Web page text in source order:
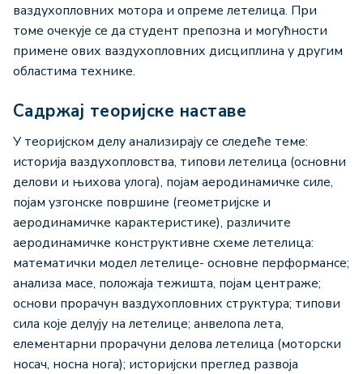
ваздухопловних мотора и опреме летелица. При
томе очекује се да студент препозна и могућности
примене ових ваздухопловних дисциплина у другим
областима технике.
Садржај теоријске наставе
У теоријском делу анализирају се следеће теме:
историја ваздухопловства, типови летелица (основни
делови и њихова улога), појам аеродинамичке силе,
појам узгонске површине (геометријске и
аеродинамичке карактеристике), различите
аеродинамичке конструктивне схеме летелица:
математички модел летелице- основне перформансе;
анализа масе, положаја тежишта, појам центраже;
основи прорачун ваздухопловних структура; типови
сила које делују на летелице; анвелопа лета,
елементарни прорачуни делова летелица (моторски
носач, носна нога); историјски преглед развоја